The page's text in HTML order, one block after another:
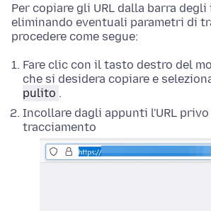
Per copiare gli URL dalla barra
eliminando eventuali parametri di
procedere come segue:
Fare clic con il tasto destro del
che si desidera copiare e
pulito .
Incollare dagli appunti l'URL
tracciamento